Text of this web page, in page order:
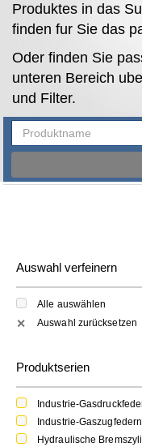
Produktes in das
finden fur Sie das
Oder finden Sie
unteren Bereich
und Filter.
Auswahl verfeinern
Alle auswählen
✕ Auswahl zurücksetzen
Produktserien
Industrie-
Industrie-Gaszugfedern
Hydraulische